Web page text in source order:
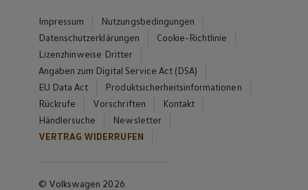
Impressum
Nutzungsbedingungen
Datenschutzerklärungen
Cookie-Richtlinie
Lizenzhinweise Dritter
Angaben zum Digital Service Act (DSA)
EU Data Act
Produktsicherheitsinformationen
Rückrufe
Vorschriften
Kontakt
Händlersuche
Newsletter
VERTRAG WIDERRUFEN
© Volkswagen 2026